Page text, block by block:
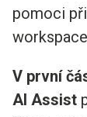
pomoci
V první
AI Assist